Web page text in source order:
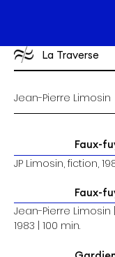
La Traverse
Jean-Pierre Limosin
Faux-
JP Limosin, fiction,
Faux-
Jean-Pierre Limosin |
1983 | 100 min.